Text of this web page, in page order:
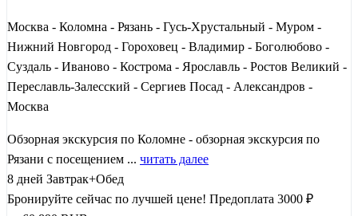
Москва - Коломна - Рязань - Гусь-Хрустальный - Муром -
Нижний Новгород - Гороховец - Владимир - Боголюбово -
Суздаль - Иваново - Кострома - Ярославль - Ростов Великий -
Переславль-Залесский - Сергиев Посад - Александров -
Москва
Обзорная экскурсия по Коломне - обзорная экскурсия по
Рязани с посещением ... читать далее
8 дней Завтрак+Обед
Бронируйте сейчас по лучшей цене! Предоплата 3000 ₽